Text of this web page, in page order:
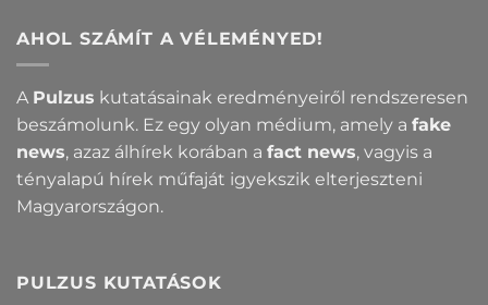
AHOL SZÁMÍT A VÉLEMÉNYED!
A Pulzus kutatásainak eredményeiről rendszeresen
beszámolunk. Ez egy olyan médium, amely a fake
news, azaz álhírek korában a fact news, vagyis a
tényalapú hírek műfaját igyekszik elterjeszteni
Magyarországon.
PULZUS KUTATÁSOK